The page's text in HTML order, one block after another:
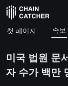
첫 페이지 속보
미국 법원 문
자 수가 백만